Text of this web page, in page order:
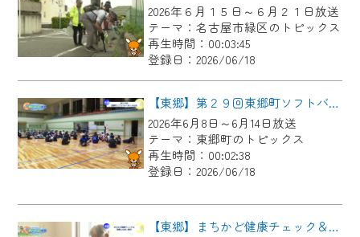
2026年６月１５日～６月２１日放送
テーマ：名古屋市緑区のトピックス
再生時間：00:03:45
登録日：2026/06/18
【東郷】第２９回東郷町ソフトバレーボール大会
2026年6月8日～6月14日放送
テーマ：東郷町のトピックス
再生時間：00:02:38
登録日：2026/06/18
【東郷】まちかど健康チェック＆東郷ふれあい朝市
【ご注意】
2024年9月24日からはご加入者様へのサー
ビス向上のため、
『CCNet Web TV』を利用いただくには、
一部コンテンツを除き、
CCNetサービスへの加入と『CCNetマイ
ページ※』へのログインが必要となりま
す。
いたします。